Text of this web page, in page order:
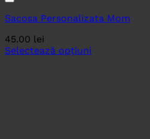
Sacosa Personalizata Mom
45.00 lei
Selectează opțiuni